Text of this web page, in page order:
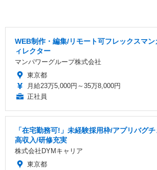
WEB制作・編集/リモート可フレックスマ
ィレクター
マンパワーグループ株式会社
東京都
月給23万5,000円～35万8,000円
正社員
「在宅勤務可!」未経験採用枠/アプリバグ
高収入/研修充実
株式会社DYMキャリア
東京都